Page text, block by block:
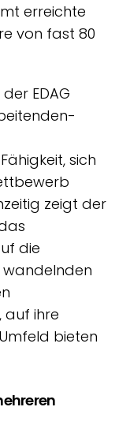
erreichte
von fast 80
EDAG
sich
zeigt der
die
auf ihre
bieten